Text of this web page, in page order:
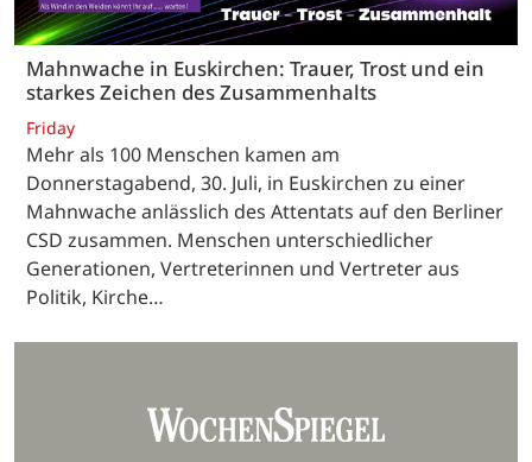
Mahnwache in Euskirchen: Trauer, Trost und ein
starkes Zeichen des Zusammenhalts
Friday
Mehr als 100 Menschen kamen am
Donnerstagabend, 30. Juli, in Euskirchen zu einer
Mahnwache anlässlich des Attentats auf den Berliner
CSD zusammen. Menschen unterschiedlicher
Generationen, Vertreterinnen und Vertreter aus
Politik, Kirche…